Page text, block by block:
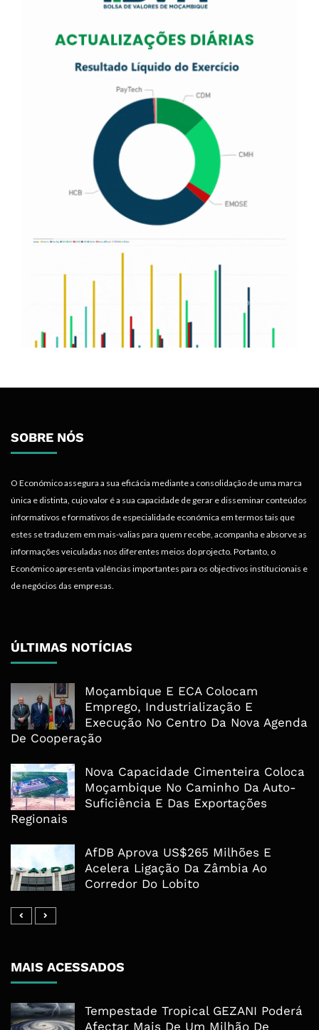
SOBRE NÓS
O Económico assegura a sua eficácia mediante a consolidação de uma marca
única e distinta, cujo valor é a sua capacidade de gerar e disseminar conteúdos
informativos e formativos de especialidade económica em termos tais que
estes se traduzem em mais-valias para quem recebe, acompanha e absorve as
informações veiculadas nos diferentes meios do projecto. Portanto, o
Económico apresenta valências importantes para os objectivos institucionais e
de negócios das empresas.
ÚLTIMAS NOTÍCIAS
Moçambique E ECA Colocam
Emprego, Industrialização E
Execução No Centro Da Nova Agenda
De Cooperação
Nova Capacidade Cimenteira Coloca
Moçambique No Caminho Da Auto-
Suficiência E Das Exportações
Regionais
AfDB Aprova US$265 Milhões E
Acelera Ligação Da Zâmbia Ao
Corredor Do Lobito
MAIS ACESSADOS
Tempestade Tropical GEZANI Poderá
Afectar Mais De Um Milhão De